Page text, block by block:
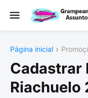
Página inicial
Cadastrar
Riachuelo